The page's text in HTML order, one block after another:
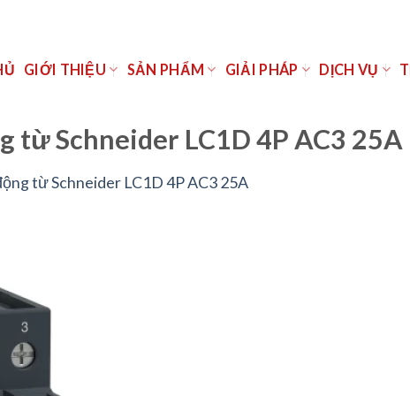
GIỚI THIỆU SẢN PHẨM GIẢI PHÁP DỊCH VỤ
từ Schneider LC1D 4P AC3 25A
từ Schneider LC1D 4P AC3 25A